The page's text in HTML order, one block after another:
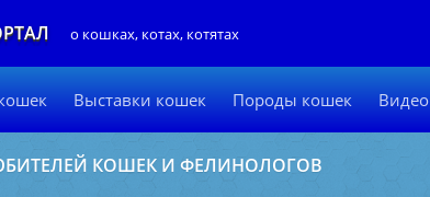
о кошках, котах, котятах
Выставки кошек Породы кошек Видео
КОШЕК И ФЕЛИНОЛОГОВ